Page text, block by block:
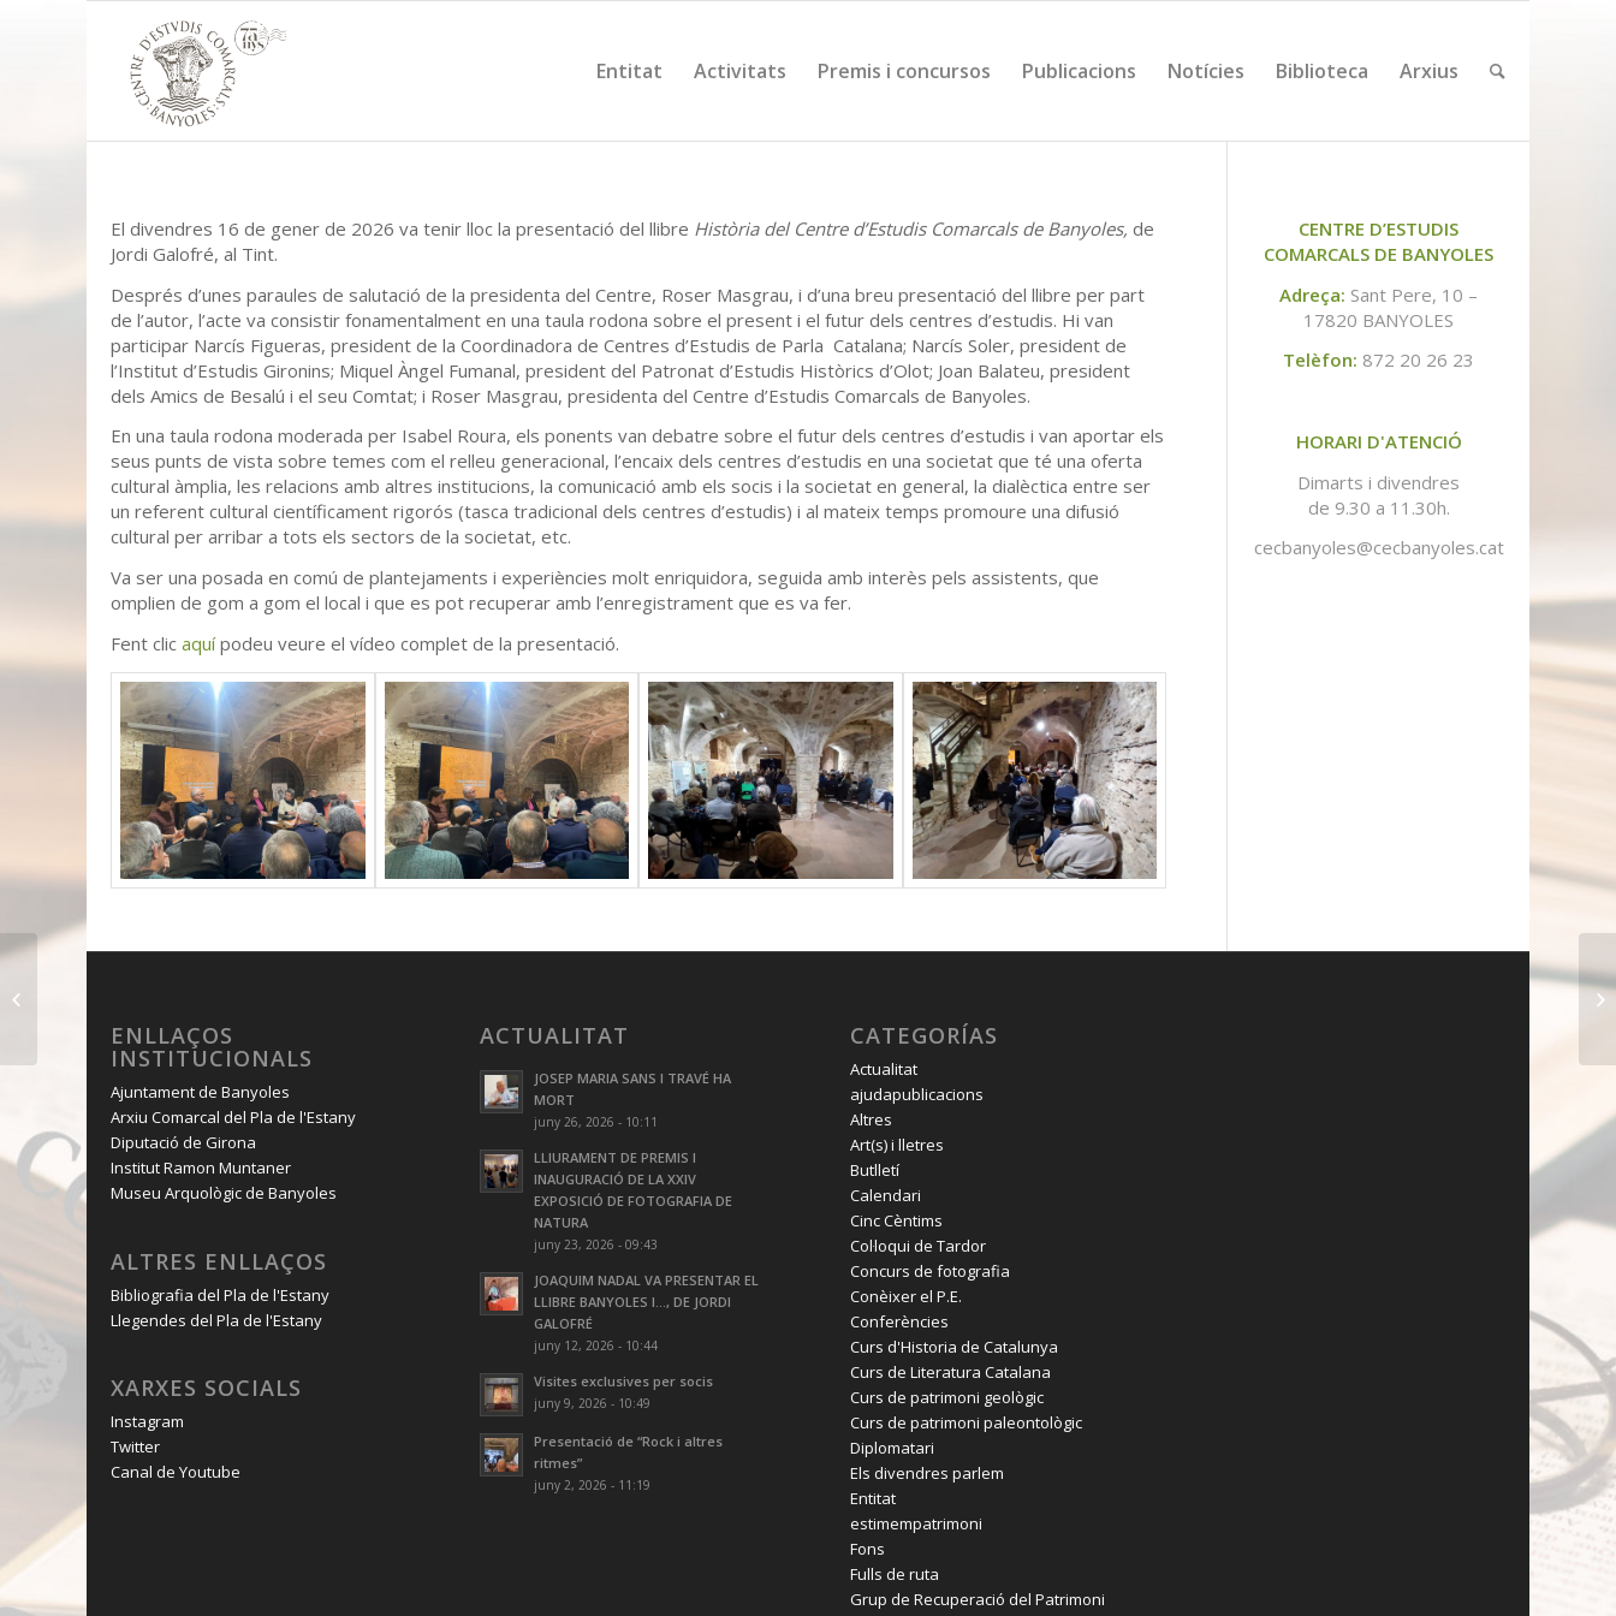
Entitat Activitats Premis i concursos Publicacions Notícies Biblioteca Arxius
El divendres 16 de gener de 2026 va tenir lloc la presentació del llibre Història del Centre d’Estudis Comarcals de Banyoles, de
Jordi Galofré, al Tint.
Després d’unes paraules de salutació de la presidenta del Centre, Roser Masgrau, i d’una breu presentació del llibre per part
de l’autor, l’acte va consistir fonamentalment en una taula rodona sobre el present i el futur dels centres d’estudis. Hi van
participar Narcís Figueras, president de la Coordinadora de Centres d’Estudis de Parla Catalana; Narcís Soler, president de
l’Institut d’Estudis Gironins; Miquel Àngel Fumanal, president del Patronat d’Estudis Històrics d’Olot; Joan Balateu, president
dels Amics de Besalú i el seu Comtat; i Roser Masgrau, presidenta del Centre d’Estudis Comarcals de Banyoles.
En una taula rodona moderada per Isabel Roura, els ponents van debatre sobre el futur dels centres d’estudis i van aportar els
seus punts de vista sobre temes com el relleu generacional, l’encaix dels centres d’estudis en una societat que té una oferta
cultural àmplia, les relacions amb altres institucions, la comunicació amb els socis i la societat en general, la dialèctica entre ser
un referent cultural científicament rigorós (tasca tradicional dels centres d’estudis) i al mateix temps promoure una difusió
cultural per arribar a tots els sectors de la societat, etc.
Va ser una posada en comú de plantejaments i experiències molt enriquidora, seguida amb interès pels assistents, que
omplien de gom a gom el local i que es pot recuperar amb l’enregistrament que es va fer.
Fent clic aquípodeu veure el vídeo complet de la presentació.
CENTRE D’ESTUDIS
COMARCALS DE BANYOLES
Adreça: Sant Pere, 10 –
17820 BANYOLES
Telèfon: 872 20 26 23
HORARI D'ATENCIÓ
Dimarts i divendres
de 9.30 a 11.30h.
cecbanyoles@cecbanyoles.cat
ENLLAÇOS
INSTITUCIONALS
Ajuntament de Banyoles
Arxiu Comarcal del Pla de l'Estany
Diputació de Girona
Institut Ramon Muntaner
Museu Arquològic de Banyoles
ALTRES ENLLAÇOS
Bibliografia del Pla de l'Estany
Llegendes del Pla de l'Estany
XARXES SOCIALS
Instagram
Twitter
Canal de Youtube
ACTUALITAT
JOSEP MARIA SANS I TRAVÉ HA
MORT
juny 26, 2026 - 10:11
LLIURAMENT DE PREMIS I
INAUGURACIÓ DE LA XXIV
EXPOSICIÓ DE FOTOGRAFIA DE
NATURA
juny 23, 2026 - 09:43
JOAQUIM NADAL VA PRESENTAR EL
LLIBRE BANYOLES I…, DE JORDI
GALOFRÉ
juny 12, 2026 - 10:44
Visites exclusives per socis
juny 9, 2026 - 10:49
Presentació de “Rock i altres
ritmes”
juny 2, 2026 - 11:19
CATEGORÍAS
Actualitat
ajudapublicacions
Altres
Art(s) i lletres
Butlletí
Calendari
Cinc Cèntims
Col·loqui de Tardor
Concurs de fotografia
Conèixer el P.E.
Conferències
Curs d'Historia de Catalunya
Curs de Literatura Catalana
Curs de patrimoni geològic
Curs de patrimoni paleontològic
Diplomatari
Els divendres parlem
Entitat
estimempatrimoni
Fons
Fulls de ruta
Grup de Recuperació del Patrimoni
de Campmajor